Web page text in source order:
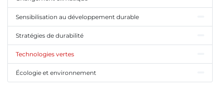
Sensibilisation au développement durable
Stratégies de durabilité
Technologies vertes
Écologie et environnement